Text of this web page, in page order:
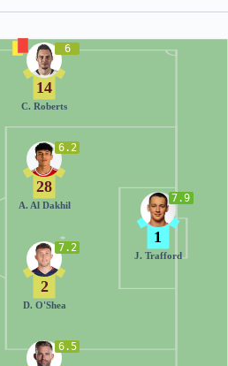
7.9
1
J. Trafford
6.5
7.2
2
D. O'Shea
6.2
28
A. Al Dakhil
6
14
C. Roberts